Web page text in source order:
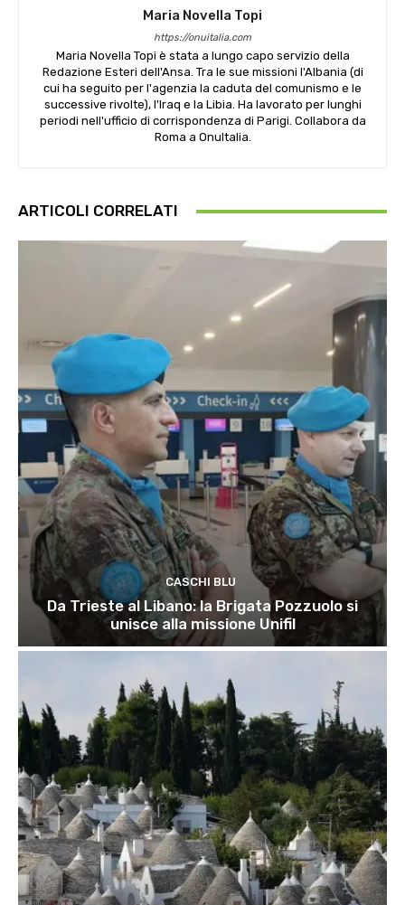
Maria Novella Topi
https://onuitalia.com
Maria Novella Topi è stata a lungo capo servizio della
Redazione Esteri dell'Ansa. Tra le sue missioni l'Albania (di
cui ha seguito per l'agenzia la caduta del comunismo e le
successive rivolte), l'Iraq e la Libia. Ha lavorato per lunghi
periodi nell'ufficio di corrispondenza di Parigi. Collabora da
Roma a OnuItalia.
ARTICOLI CORRELATI
CASCHI BLU
Da Trieste al Libano: la Brigata Pozzuolo si
unisce alla missione Unifil